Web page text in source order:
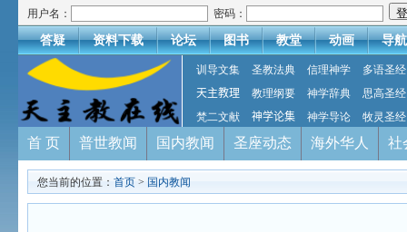
用户名： 密码：
答疑 资料下载 论坛 图书 教堂 动画 导航
训导文集 圣教法典 信理神学
多语圣经
天主教理
教理纲要 神学辞典
思高圣经
梵二文献
神学论集 神学导论 牧灵圣经
首 页 普世教闻 国内教闻 圣座动态 海外华人 社
您当前的位置： 首页 > 国内教闻